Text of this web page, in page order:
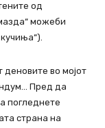
од
можеби
во мојот
Пред да
погледнете
страна на